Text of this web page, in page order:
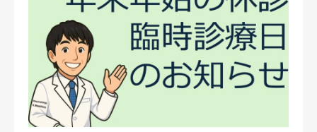
お知らせ
医師紹介
受診案内